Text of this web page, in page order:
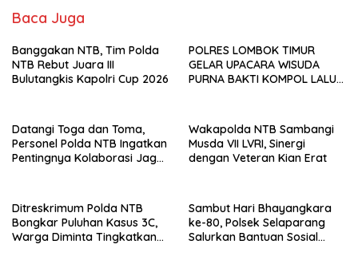
Baca Juga
Banggakan NTB, Tim Polda
NTB Rebut Juara III
Bulutangkis Kapolri Cup 2026
POLRES LOMBOK TIMUR
GELAR UPACARA WISUDA
PURNA BAKTI KOMPOL LALU
Datangi Toga dan Toma,
Personel Polda NTB Ingatkan
Pentingnya Kolaborasi Jaga
Wakapolda NTB Sambangi
Musda VII LVRI, Sinergi
dengan Veteran Kian Erat
Ditreskrimum Polda NTB
Bongkar Puluhan Kasus 3C,
Warga Diminta Tingkatkan
Sambut Hari Bhayangkara
ke-80, Polsek Selaparang
Salurkan Bantuan Sosial